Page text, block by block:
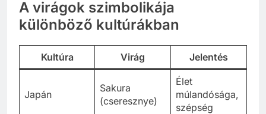
A virágok szimbolikája
különböző kultúrákban
Kultúra Virág Jelentés
Japán
Sakura
(cseresznye)
Élet
múlandósága,
szépség